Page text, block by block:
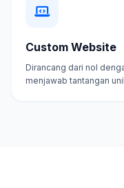
Custom Website
Dirancang dari nol
menjawab tantangan